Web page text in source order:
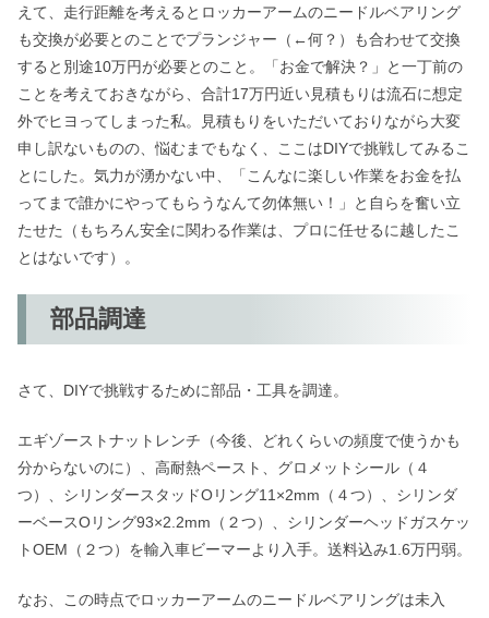
えて、走行距離を考えるとロッカーアームのニードルベアリング
も交換が必要とのことでプランジャー（←何？）も合わせて交換
すると別途10万円が必要とのこと。「お金で解決？」と一丁前の
ことを考えておきながら、合計17万円近い見積もりは流石に想定
外でヒヨってしまった私。見積もりをいただいておりながら大変
申し訳ないものの、悩むまでもなく、ここはDIYで挑戦してみるこ
とにした。気力が湧かない中、「こんなに楽しい作業をお金を払
ってまで誰かにやってもらうなんて勿体無い！」と自らを奮い立
たせた（もちろん安全に関わる作業は、プロに任せるに越したこ
とはないです）。
部品調達
さて、DIYで挑戦するために部品・工具を調達。
エギゾーストナットレンチ（今後、どれくらいの頻度で使うかも
分からないのに）、高耐熱ペースト、グロメットシール（４
つ）、シリンダースタッドOリング11×2mm（４つ）、シリンダ
ーベースOリング93×2.2mm（２つ）、シリンダーヘッドガスケッ
トOEM（２つ）を輸入車ビーマーより入手。送料込み1.6万円弱。
なお、この時点でロッカーアームのニードルベアリングは未入